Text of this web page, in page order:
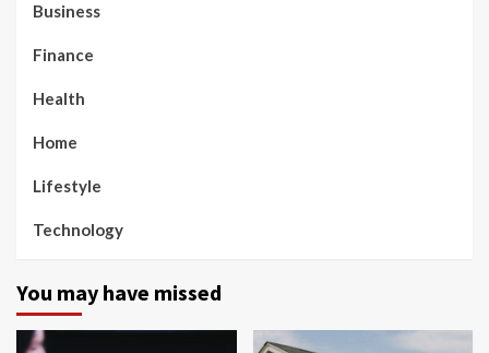
Business
Finance
Health
Home
Lifestyle
Technology
You may have missed